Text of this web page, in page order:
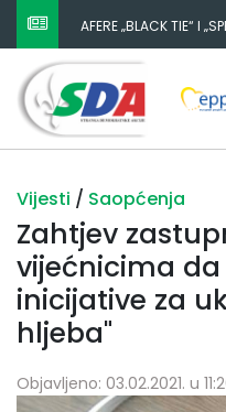
AFERE „BLACK TIE“ I
ZATAŠKATI
Vijesti / Saopćenja
Zahtjev
vijećnicima
inicijative za
hljeba"
Objavljeno: 03.02.2021. u